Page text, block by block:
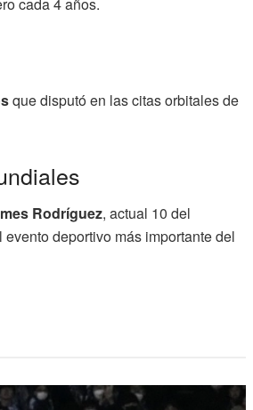
que disputó en las citas orbitales de
Rodríguez, actual 10 del
deportivo más importante del